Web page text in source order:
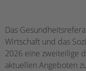
Das
Wirtschaft und das
2026 eine zweiteilige
aktuellen Angeboten